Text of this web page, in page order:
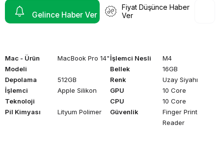
Fiyat Düşünce Haber
Ver
Gelince Haber Ver
Mac - Ürün
Modeli
MacBook Pro 14"İşlemci Nesli
M4
Bellek
16GB
Depolama
512GB Renk
Uzay Siyahı
İşlemci
Teknoloji
Apple Silikon GPU
10 Core
CPU
10 Core
Pil Kimyası
Lityum Polimer Güvenlik
Finger Print
Reader